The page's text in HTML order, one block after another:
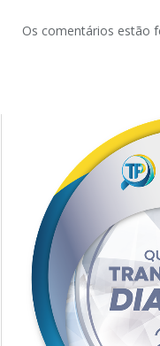
Os comentários estão